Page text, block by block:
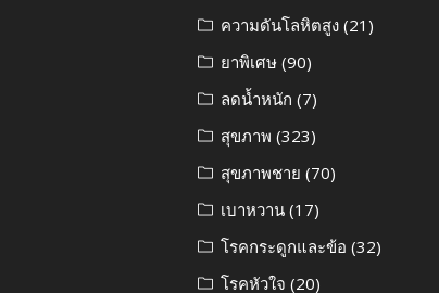
ความดันโลหิตสูง (21)
ยาพิเศษ (90)
ลดน้ำหนัก (7)
สุขภาพ (323)
สุขภาพชาย (70)
เบาหวาน (17)
โรคกระดูกและข้อ (32)
โรคหัวใจ (20)